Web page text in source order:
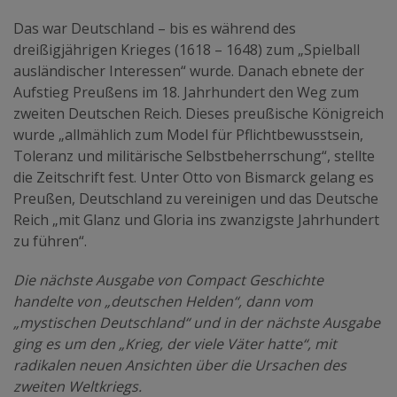
Das war Deutschland – bis es während des
dreißigjährigen Krieges (1618 – 1648) zum „Spielball
ausländischer Interessen“ wurde. Danach ebnete der
Aufstieg Preußens im 18. Jahrhundert den Weg zum
zweiten Deutschen Reich. Dieses preußische Königreich
wurde „allmählich zum Model für Pflichtbewusstsein,
Toleranz und militärische Selbstbeherrschung“, stellte
die Zeitschrift fest. Unter Otto von Bismarck gelang es
Preußen, Deutschland zu vereinigen und das Deutsche
Reich „mit Glanz und Gloria ins zwanzigste Jahrhundert
zu führen“.
Die nächste Ausgabe von Compact Geschichte
handelte von „deutschen Helden“, dann vom
„mystischen Deutschland“ und in der nächste Ausgabe
ging es um den „Krieg, der viele Väter hatte“, mit
radikalen neuen Ansichten über die Ursachen des
zweiten Weltkriegs.